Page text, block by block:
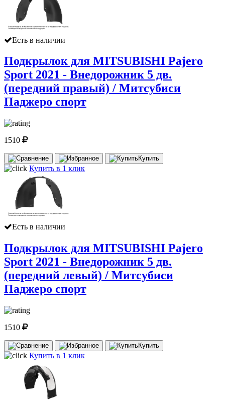
Есть в наличии
Подкрылок для MITSUBISHI Pajero
Sport 2021 - Внедорожник 5 дв.
(передний правый) / Митсубиси
Паджеро спорт
1510
Купить
Купить в 1 клик
Есть в наличии
Подкрылок для MITSUBISHI Pajero
Sport 2021 - Внедорожник 5 дв.
(передний левый) / Митсубиси
Паджеро спорт
1510
Купить
Купить в 1 клик